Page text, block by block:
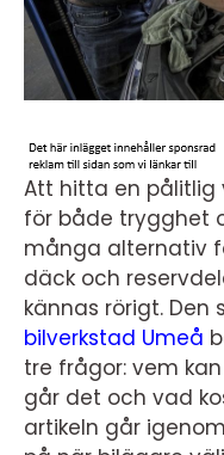
Att hitta en pålitlig
för både trygghet
många alternativ
däck och
kännas rörigt. Den
bilverkstad Umeå
tre frågor: vem
går det och vad
artikeln går